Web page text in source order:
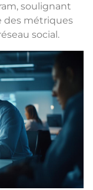
soulignant
des métriques
social.